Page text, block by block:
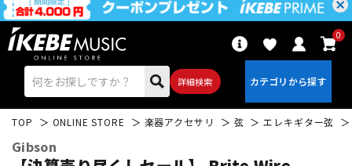
詳細検索
0
TOP ONLINE STORE 楽器アクセサリ 弦 エレキギター弦
Gibson